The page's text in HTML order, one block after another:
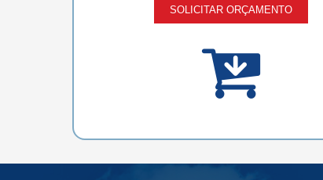
SOLICITAR ORÇAMENTO